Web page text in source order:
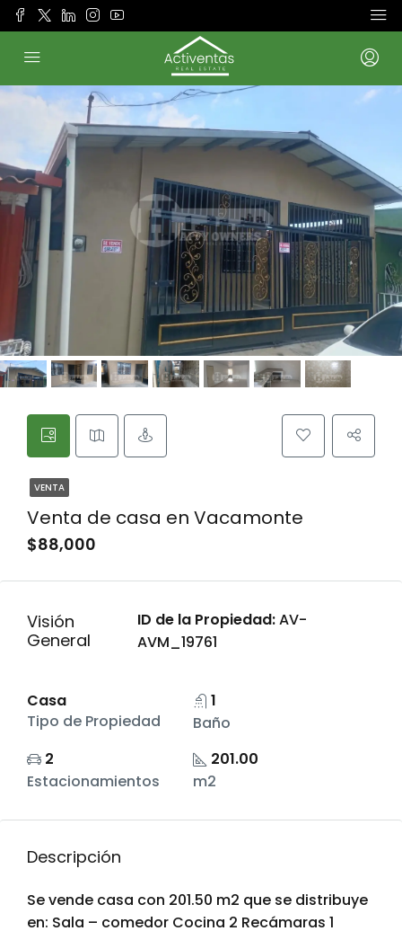
VENTA
Venta de casa en Vacamonte
$88,000
Visión
General
ID de la Propiedad:AV-
AVM_19761
Casa
Tipo de Propiedad
1
Baño
2
Estacionamientos
201.00
m2
Descripción
Se vende casa con 201.50 m2 que se distribuye
en: Sala – comedor Cocina 2 Recámaras 1